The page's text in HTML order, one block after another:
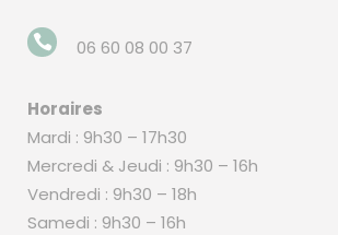
06 60 08 00 37
Horaires
Mardi : 9h30 – 17h30
Mercredi & Jeudi : 9h30 – 16h
Vendredi : 9h30 – 18h
Samedi : 9h30 – 16h